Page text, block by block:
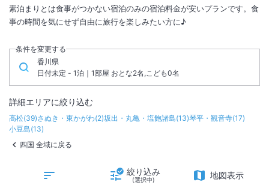
素泊まりとは食事がつかない宿泊のみの宿泊料金が安いプランです。食
事の時間を気にせず自由に旅行を楽しみたい方に♪
条件を変更する
香川県
日付未定 - 1泊｜1部屋 おとな2名,こども0名
詳細エリアに絞り込む
高松(39)さぬき・東かがわ(2)坂出・丸亀・塩飽諸島(13)琴平・観音寺(17)
小豆島(13)
四国 全域に戻る
絞り込み
(選択中) 地図表示